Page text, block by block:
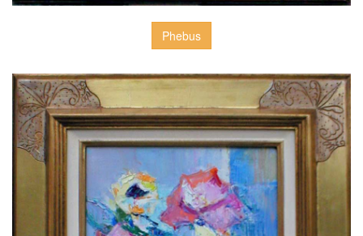
Phebus